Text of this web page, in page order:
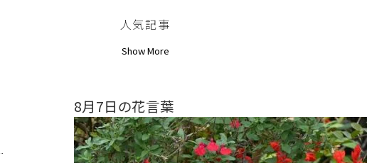
人気記事
Show More
8月7日の花言葉